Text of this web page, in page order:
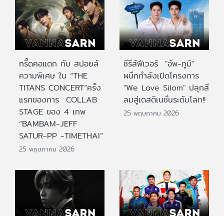
กรี๊ดคอแตก กับ สปอยล์
ความพิเศษ ใน “THE
TITANS CONCERT”ครั้ง
แรกของการ COLLAB
STAGE ของ 4 เทพ
“BAMBAM-JEFF
SATUR-PP -TIMETHAI”
25 พฤษภาคม 2026
ซีรีส์ฟีเวอร์ "อัพ-ภูมิ"
ผนึกกำลังเปิดโครงการ
"We Love Silom" ปลุกสี
ลมสู่เดสติเนชั่นระดับโลก!!
25 พฤษภาคม 2026